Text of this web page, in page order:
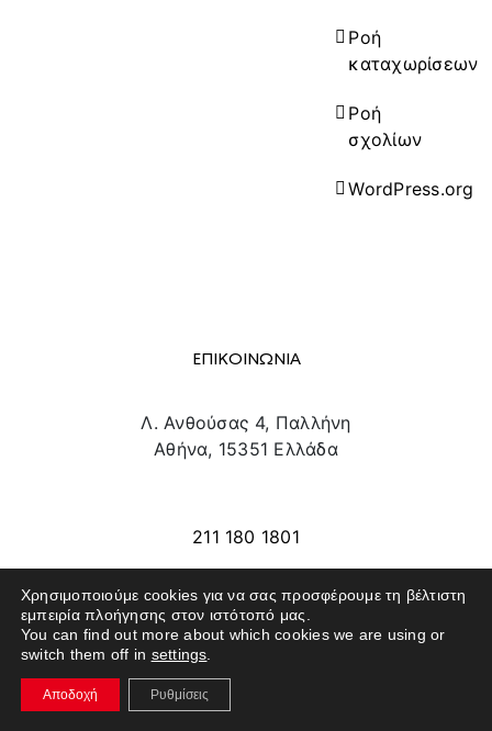
Ροή
καταχωρίσεων
Ροή
σχολίων
WordPress.org
ΕΠΙΚΟΙΝΩΝΙΑ
Λ. Ανθούσας 4, Παλλήνη
Αθήνα, 15351 Ελλάδα
211 180 1801
SITE MAP
ΕΚΘΕΤΕΣ
Χρησιμοποιούμε cookies για να σας προσφέρουμε τη βέλτιστη
εμπειρία πλοήγησης στον ιστότοπό μας.
You can find out more about which cookies we are using or
switch them off in settings
Αποδοχή Ρυθμίσεις